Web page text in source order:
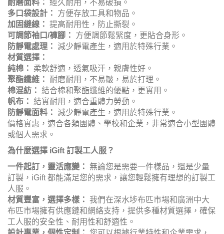
工人服 — 尺碼
在確定維修工人服尺碼時,應根據每位工作人員的實際身材
特點來選擇合適的尺寸。通過量度身高、胸圍、腰圍等關鍵
數據,準確掌握每位員工的体型特點,並按標準尺碼提供定
制。只有衣服尺寸與員工身材相符,才能確保工人在工作中
活動自如,不受服裝限制。這不僅有利於提高工作效率,也能
增強員工的整體專業形象。
iGift：安全耐用，專業可靠，一件起訂，訂製工人服，打造
您的專屬工作裝備
iGift 提供各式訂製工人服的服務，滿足您對安全防護、耐磨
工廠車間、維修服務或其他工作場所，我們都能為您打造安
全可靠、舒適耐穿、功能實用、有效傳達專業精神的訂製工
人服，例如：
款式分類：
長袖工作服：全身包裹，提供全面防護。
短袖工作服：輕便透氣，適合夏季穿著。